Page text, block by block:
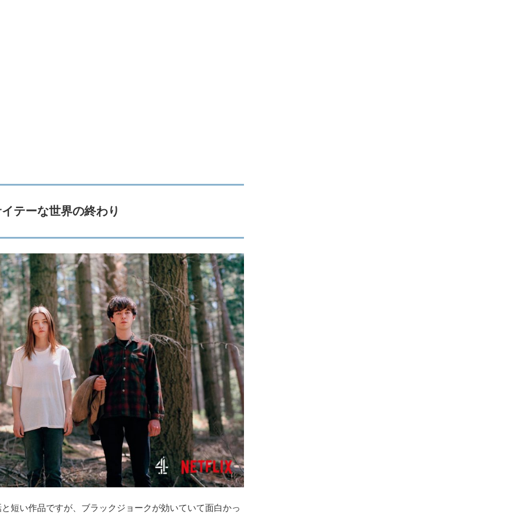
テーな世界の終わり
短い作品ですが、ブラックジョークが効いていて面白かっ